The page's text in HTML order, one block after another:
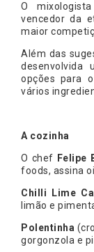
O
vencedor da
maior
Além das
opções para
vários
A cozinha
O chef Felipe
foods, assina
Chilli Lime
limão e
Polentinha
gorgonzola e